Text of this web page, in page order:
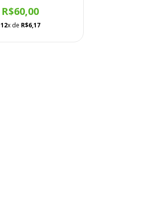
R$60,00
12x de R$6,17